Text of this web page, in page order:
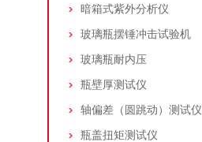
暗箱式紫外分析仪
玻璃瓶摆锤冲击试验机
玻璃瓶耐内压
瓶壁厚测试仪
轴偏差（圆跳动）测试仪
瓶盖扭矩测试仪